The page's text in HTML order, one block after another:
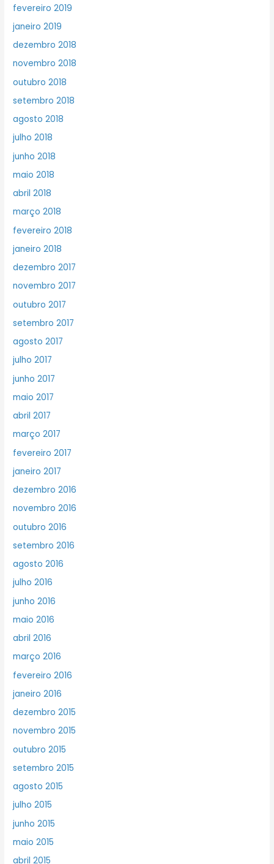
fevereiro 2019
janeiro 2019
dezembro 2018
novembro 2018
outubro 2018
setembro 2018
agosto 2018
julho 2018
junho 2018
maio 2018
abril 2018
março 2018
fevereiro 2018
janeiro 2018
dezembro 2017
novembro 2017
outubro 2017
setembro 2017
agosto 2017
julho 2017
junho 2017
maio 2017
abril 2017
março 2017
fevereiro 2017
janeiro 2017
dezembro 2016
novembro 2016
outubro 2016
setembro 2016
agosto 2016
julho 2016
junho 2016
maio 2016
abril 2016
março 2016
fevereiro 2016
janeiro 2016
dezembro 2015
novembro 2015
outubro 2015
setembro 2015
agosto 2015
julho 2015
junho 2015
maio 2015
abril 2015